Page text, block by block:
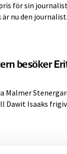
för sin
nu den
besöker
Malmer
Dawit Isaaks